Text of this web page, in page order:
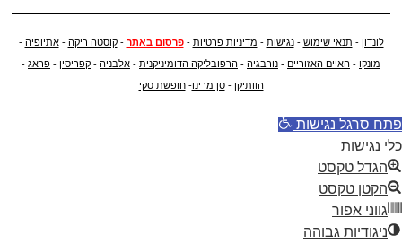
לונדון - תנאי שימוש -נגישות - מדיניות פרטיות -פרסום באתר -קוסטה ריקה -אתיופיה -
מונקו - האיים האזוריים - נורבגיה - הרפובליקה הדומיניקנית - אלבניה - קפריסין - פראג -
הוותיקן -סן מרינו-חופשת סקי
פתח סרגל נגישות
כלי נגישות
הגדל טקסט
הקטן טקסט
גווני אפור
ניגודיות גבוהה